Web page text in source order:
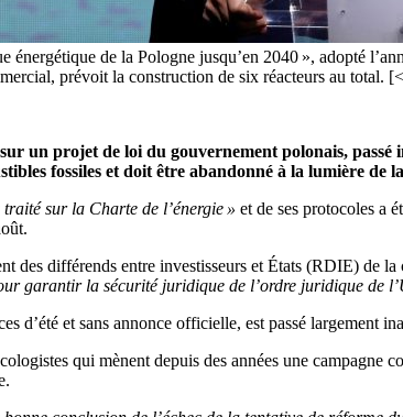
énergétique de la Pologne jusqu’en 2040 », adopté
prévoit la construction de six réacteurs au
un projet de loi du gouvernement polonais, passé
fossiles et doit être abandonné à la lumière de
sur la Charte de l’énergie » et de ses protocoles a
des différends entre investisseurs et États (RDIE) de la
garantir la sécurité juridique de l’ordre juridique de l’
d’été et sans annonce officielle, est passé largement
qui mènent depuis des années une campagne